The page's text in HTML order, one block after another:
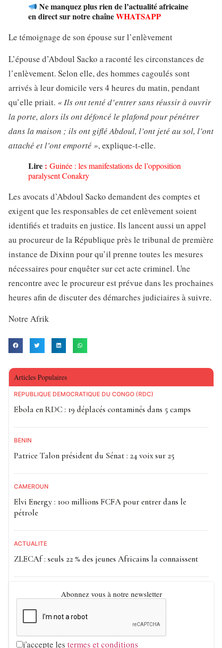
Ne manquez plus rien de l’actualité africaine
en direct sur notre chaîneWHATSAPP
Le témoignage de son épouse sur l’enlèvement
L’épouse d’Abdoul Sacko a raconté les circonstances de
l’enlèvement. Selon elle, des hommes cagoulés sont
arrivés à leur domicile vers 4 heures du matin, pendant
qu’elle priait. « Ils ont tenté d’entrer sans réussir à ouvrir
la porte, alors ils ont défoncé le plafond pour pénétrer
dans la maison ; ils ont giflé Abdoul, l’ont jeté au sol, l’ont
attaché et l’ont emporté », explique-t-elle.
Lire : Guinée : les manifestations de l’opposition
paralysent Conakry
Les avocats d’Abdoul Sacko demandent des comptes et
exigent que les responsables de cet enlèvement soient
identifiés et traduits en justice. Ils lancent aussi un appel
au procureur de la République près le tribunal de première
instance de Dixinn pour qu’il prenne toutes les mesures
nécessaires pour enquêter sur cet acte criminel. Une
rencontre avec le procureur est prévue dans les prochaines
heures afin de discuter des démarches judiciaires à suivre.
Notre Afrik
Articles Populaires
RÉPUBLIQUE DÉMOCRATIQUE DU CONGO (RDC)
Ebola en RDC : 19 déplacés contaminés dans 5 camps
BÉNIN
Patrice Talon président du Sénat : 24 voix sur 25
CAMEROUN
Elvi Energy : 100 millions FCFA pour entrer dans le
pétrole
ACTUALITE
ZLECAf : seuls 22 % des jeunes Africains la connaissent
Abonnez vous à notre newsletter
j'accepte les termes et conditions